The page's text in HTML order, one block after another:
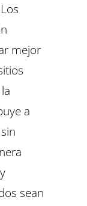
mejor
a
sean